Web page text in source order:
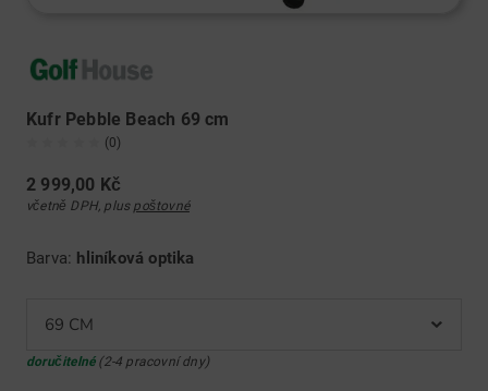
Kufr Pebble Beach 69 cm
(0)
2 999,00 Kč
včetně DPH, plus poštovné
Barva: hliníková optika
69 CM
doručitelné(2-4 pracovní dny)